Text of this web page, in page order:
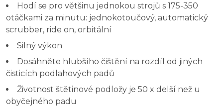
Hodí se pro většinu jednokou strojů s 175-350
otáčkami za minutu: jednokotoučový, automatický
scrubber, ride on, orbitální
Silný výkon
Dosáhněte hlubšího čištění na rozdíl od jiných
čisticích podlahových padů
Životnost štětinové podložy je 50 x delší než u
obyčejného padu